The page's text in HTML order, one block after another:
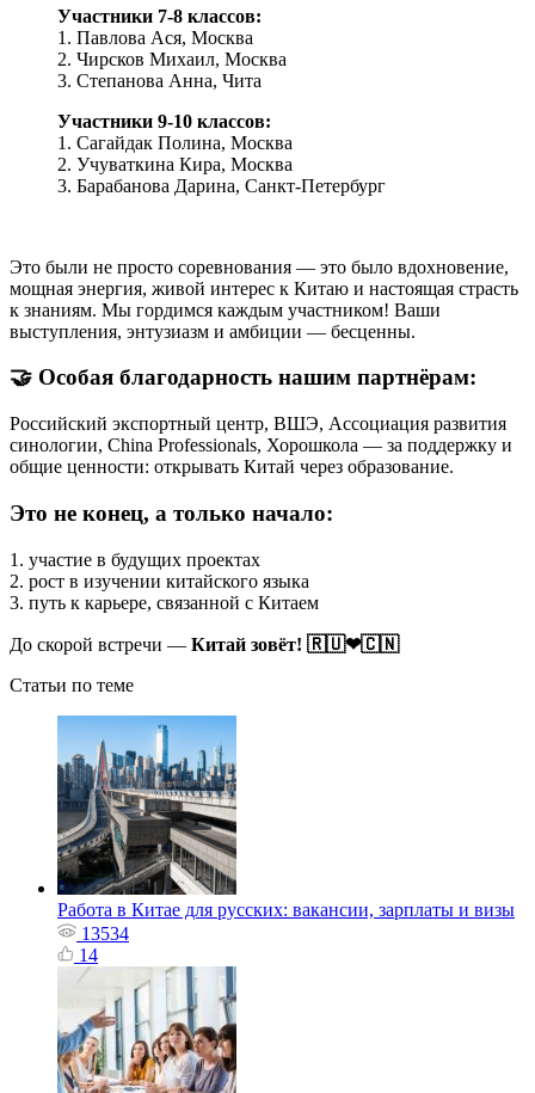
Участники 7-8 классов:
1. Павлова Ася, Москва
2. Чирсков Михаил, Москва
3. Степанова Анна, Чита
Участники 9-10 классов:
1. Сагайдак Полина, Москва
2. Учуваткина Кира, Москва
3. Барабанова Дарина, Санкт-Петербург
Это были не просто соревнования — это было вдохновение,
мощная энергия, живой интерес к Китаю и настоящая страсть
к знаниям. Мы гордимся каждым участником! Ваши
выступления, энтузиазм и амбиции — бесценны.
🤝 Особая благодарность нашим партнёрам:
Российский экспортный центр, ВШЭ, Ассоциация развития
синологии, China Professionals, Хорошкола — за поддержку и
общие ценности: открывать Китай через образование.
Это не конец, а только начало:
1. участие в будущих проектах
2. рост в изучении китайского языка
3. путь к карьере, связанной с Китаем
До скорой встречи — Китай зовёт! 🇷🇺❤🇨🇳
Статьи по теме
Работа в Китае для русских: вакансии, зарплаты и визы
13534
14